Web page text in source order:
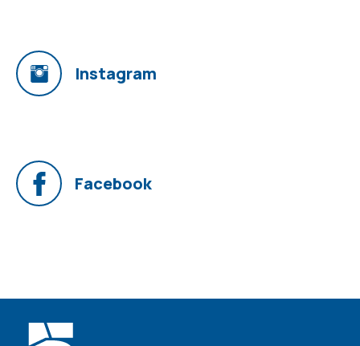
Instagram
Facebook